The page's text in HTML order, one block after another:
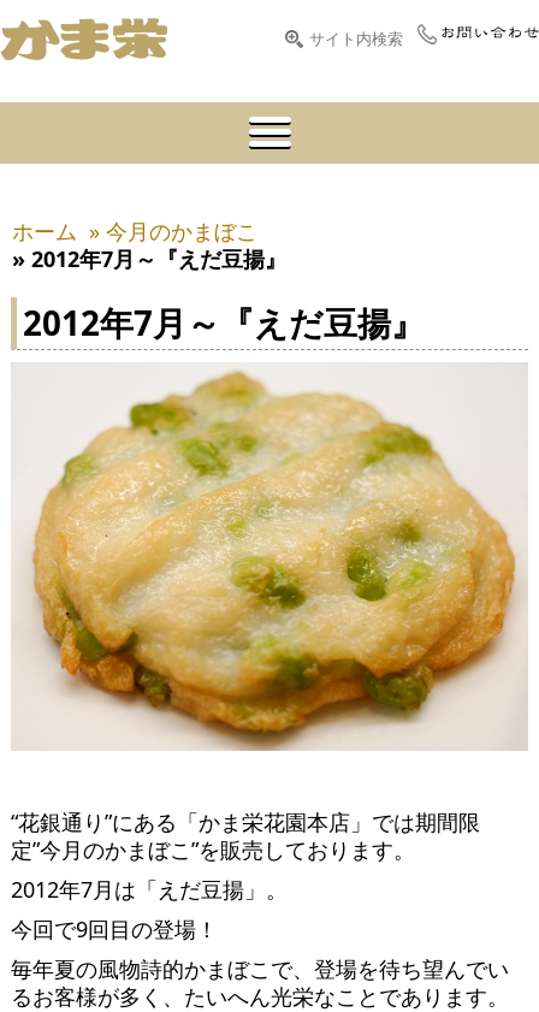
ホーム » 今月のかまぼこ
» 2012年7月～『えだ豆揚』
2012年7月～『えだ豆揚』
“花銀通り”にある「かま栄花園本店」では期間限
定”今月のかまぼこ”を販売しております。
2012年7月は「えだ豆揚」。
今回で9回目の登場！
毎年夏の風物詩的かまぼこで、登場を待ち望んでい
るお客様が多く、たいへん光栄なことであります。